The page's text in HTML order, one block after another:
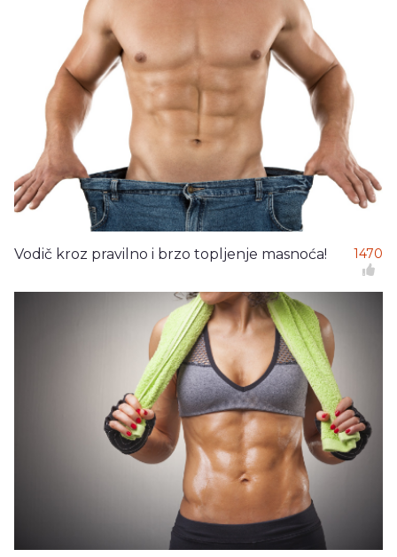
Vodič kroz pravilno i brzo topljenje masnoća! 1470